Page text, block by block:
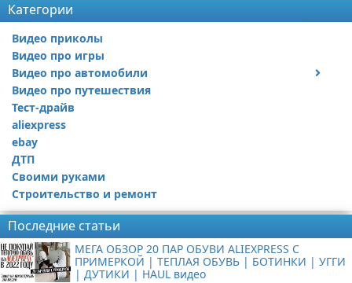
Категории
Видео приколы
Видео про игры
Видео про автомобили
Ремонт автомобиля
Видео про путешествия
Тест-драйв
aliexpress
ebay
ДТП
Своими руками
Строительство и ремонт
Последние статьи
МЕГА ОБЗОР 20 ПАР ОБУВИ ALIEXPRESS С
ПРИМЕРКОЙ | ТЕПЛАЯ ОБУВЬ | БОТИНКИ | УГГИ
| ДУТИКИ | HAUL видео